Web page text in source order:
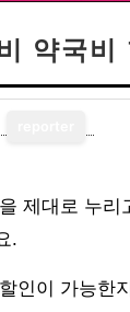
약국비
제대로 누리
.
인이 가능한